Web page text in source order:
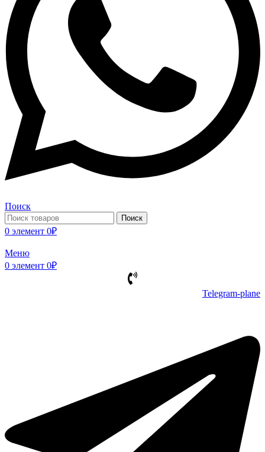
Поиск
Поиск
0 элемент 0₽
Меню
0 элемент 0₽
Telegram-plane